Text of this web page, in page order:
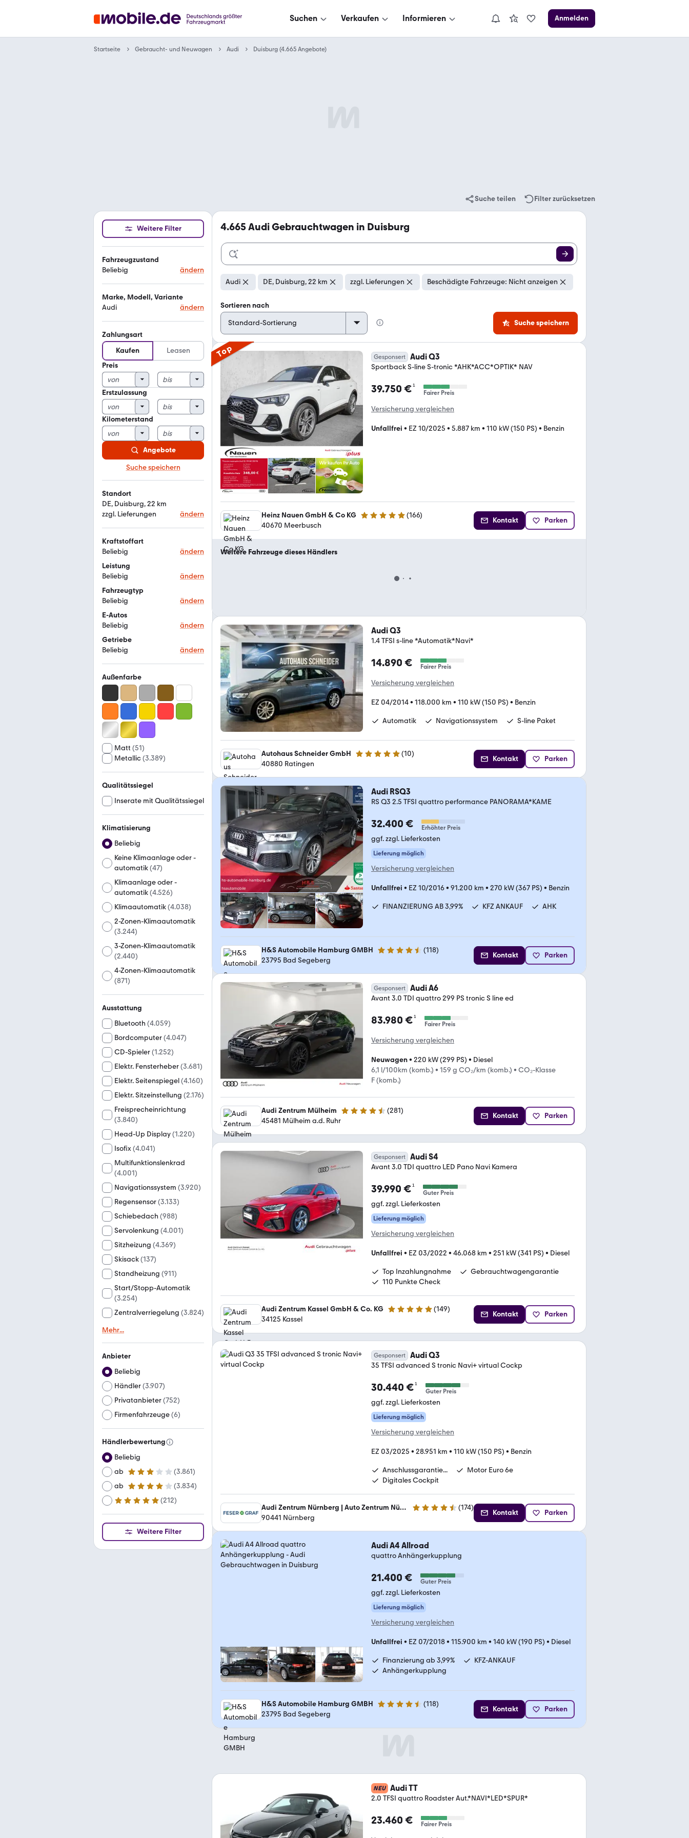
Suchen Verkaufen Informieren Anmelden
Startseite Gebraucht- und Neuwagen Audi Duisburg (4.665 Angebote)
Suche teilen Filter zurücksetzen
Weitere Filter
Fahrzeugzustand
Beliebig
ändern
Marke, Modell, Variante
Audi
ändern
Zahlungsart
Kaufen
Leasen
Preis
Erstzulassung
Kilometerstand
Angebote
Suche speichern
Standort
DE, Duisburg, 22 km
zzgl. Lieferungen
ändern
Kraftstoffart
Beliebig
ändern
Leistung
Beliebig
ändern
Fahrzeugtyp
Beliebig
ändern
E-Autos
Beliebig
ändern
Getriebe
Beliebig
ändern
Außenfarbe
Matt (51)
Metallic(3.389)
Qualitätssiegel
Inserate mit Qualitätssiegel
Klimatisierung
Beliebig
Keine Klimaanlage oder -
automatik(47)
Klimaanlage oder -
automatik(4.526)
Klimaautomatik(4.038)
2-Zonen-Klimaautomatik
(3.244)
3-Zonen-Klimaautomatik
(2.440)
4-Zonen-Klimaautomatik
(871)
Ausstattung
Bluetooth (4.059)
Bordcomputer(4.047)
CD-Spieler(1.252)
Elektr. Fensterheber(3.681)
Elektr. Seitenspiegel(4.160)
Elektr. Sitzeinstellung (2.176)
Freisprecheinrichtung
(3.840)
Head-Up Display(1.220)
Isofix(4.041)
Multifunktionslenkrad
(4.001)
Navigationssystem (3.920)
Regensensor(3.133)
Schiebedach (988)
Servolenkung (4.001)
Sitzheizung (4.369)
Skisack(137)
Standheizung (911)
Start/Stopp-Automatik
(3.254)
Zentralverriegelung (3.824)
Mehr...
Anbieter
Beliebig
Händler(3.907)
Privatanbieter(752)
Firmenfahrzeuge(6)
Händlerbewertung
Beliebig
ab
3 Sterne (3.861)
ab
4 Sterne (3.834)
ab
5 Sterne (212)
Weitere Filter
4.665Audi Gebrauchtwagen in Duisburg
Audi DE, Duisburg, 22 km zzgl. Lieferungen Beschädigte Fahrzeuge: Nicht anzeigen
Sortieren nach
Suche speichern
Top Gesponsert Audi Q3
Sportback S-line S-tronic *AHK*ACC*OPTIK* NAV
39.750 €¹
Fairer Preis
Versicherung vergleichen
Unfallfrei • EZ 10/2025 • 5.887 km • 110 kW (150 PS) • Benzin
Heinz Nauen GmbH & Co KG 4.8 Sterne (166)
40670 Meerbusch
Kontakt Parken
Weitere Fahrzeuge dieses Händlers
Audi Q3
1.4 TFSI s-line *Automatik*Navi*
14.890 € Fairer Preis
Versicherung vergleichen
EZ 04/2014• 118.000 km • 110 kW (150 PS) • Benzin
Automatik Navigationssystem S-line Paket
Autohaus Schneider GmbH 5 Sterne (10)
40880 Ratingen
Kontakt Parken
Audi RSQ3
RS Q3 2.5 TFSI quattro performance PANORAMA*KAME
32.400 € Erhöhter Preis
ggf. zzgl. Lieferkosten
Lieferung möglich
Versicherung vergleichen
Unfallfrei • EZ 10/2016• 91.200 km • 270 kW (367 PS) • Benzin
FINANZIERUNG AB 3,99% KFZ ANKAUF AHK
H&S Automobile Hamburg GMBH 4.6 Sterne (118)
23795 Bad Segeberg
Kontakt Parken
Gesponsert Audi A6
Avant 3.0 TDI quattro 299 PS tronic S line ed
83.980 €¹
Fairer Preis
Versicherung vergleichen
Neuwagen• 220 kW (299 PS) • Diesel
6,1 l/100km (komb.) • 159 g CO₂/km (komb.) • CO₂-Klasse
F (komb.)
Audi Zentrum Mülheim 4.4 Sterne (281)
45481 Mülheim a.d. Ruhr
Kontakt Parken
Gesponsert Audi S4
Avant 3.0 TDI quattro LED Pano Navi Kamera
39.990 €¹
Guter Preis
ggf. zzgl. Lieferkosten
Lieferung möglich
Versicherung vergleichen
Unfallfrei • EZ 03/2022 • 46.068 km • 251 kW (341 PS) • Diesel
Top Inzahlungnahme
Gebrauchtwagengarantie
110 Punkte Check
Audi Zentrum Kassel GmbH & Co. KG 4.8 Sterne (149)
34125 Kassel
Kontakt Parken
Gesponsert Audi Q3
35 TFSI advanced S tronic Navi+ virtual Cockp
30.440 €¹
Guter Preis
ggf. zzgl. Lieferkosten
Lieferung möglich
Versicherung vergleichen
EZ 03/2025 • 28.951 km • 110 kW (150 PS) • Benzin
Anschlussgarantie...
Motor Euro 6e
Digitales Cockpit
Audi Zentrum Nürnberg | Auto Zentrum Nürnberg - Feser GmbH 4.4 Sterne (174)
90441 Nürnberg
Kontakt Parken
Audi A4 Allroad
quattro Anhängerkupplung
21.400 € Guter Preis
ggf. zzgl. Lieferkosten
Lieferung möglich
Versicherung vergleichen
Unfallfrei • EZ 07/2018• 115.900 km • 140 kW (190 PS) • Diesel
Finanzierung ab 3,99%
KFZ-ANKAUF
Anhängerkupplung
H&S Automobile Hamburg GMBH 4.6 Sterne (118)
23795 Bad Segeberg
Kontakt Parken
NEU Audi TT
2.0 TFSI quattro Roadster Aut.*NAVI*LED*SPUR*
23.460 € Fairer Preis